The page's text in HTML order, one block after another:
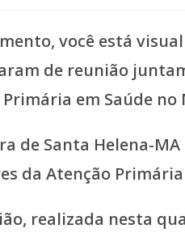
de Santa Helena-
da Atenção
realizada nesta